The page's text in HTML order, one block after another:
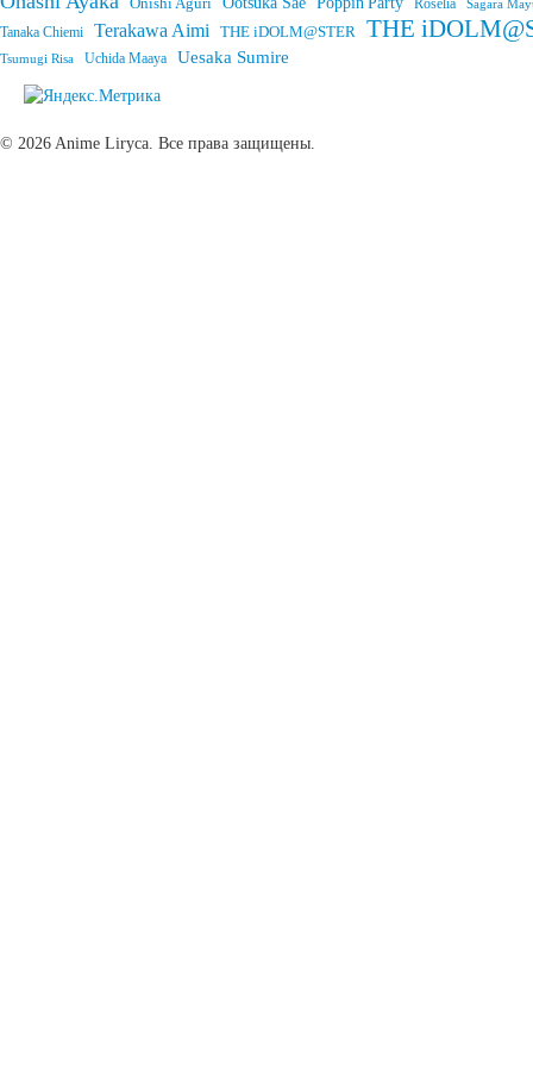
Roselia Sagara
Tanaka Chiemi Terakawa Aimi THE iDOLM@STER THE
Tsumugi Risa Uchida Maaya Uesaka Sumire
© 2026 Anime Liryca. Все права защищены.